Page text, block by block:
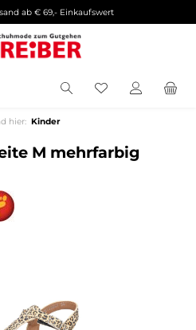
ab € 69,- Einkaufswert
hier: Kinder
M mehrfarbig